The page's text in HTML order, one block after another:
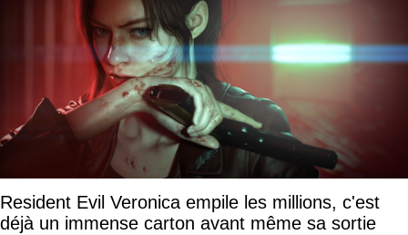
Resident Evil Veronica empile les millions, c'est
déjà un immense carton avant même sa sortie